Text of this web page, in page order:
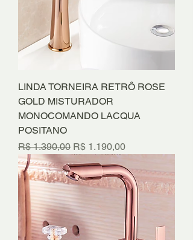
LINDA TORNEIRA RETRÔ ROSE
GOLD MISTURADOR
MONOCOMANDO LACQUA
POSITANO
Preço normal
R$ 1.390,00 Preço promocional
R$ 1.190,00